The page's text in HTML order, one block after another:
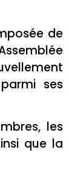
de
ses
les
que la